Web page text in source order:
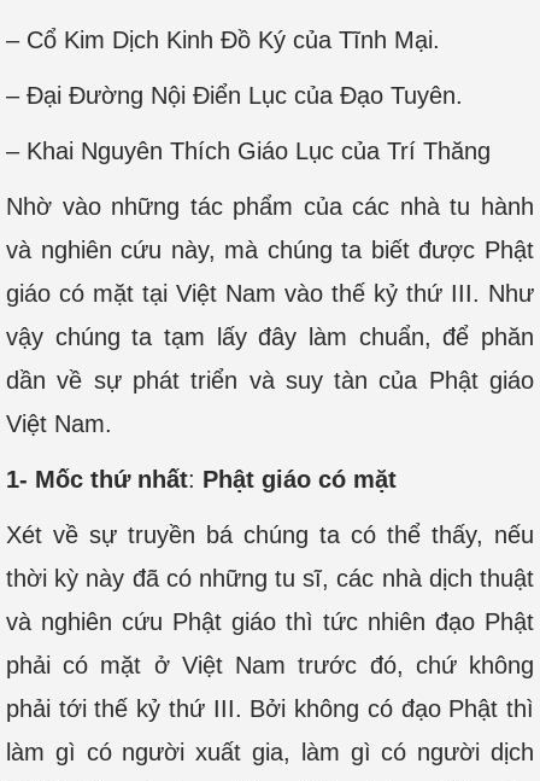
– Cổ Kim Dịch Kinh Đồ Ký của Tĩnh Mại.
– Đại Đường Nội Điển Lục của Đạo Tuyên.
– Khai Nguyên Thích Giáo Lục của Trí Thăng
Nhờ vào những tác phẩm của các nhà tu hành
và nghiên cứu này, mà chúng ta biết được Phật
giáo có mặt tại Việt Nam vào thế kỷ thứ III. Như
vậy chúng ta tạm lấy đây làm chuẩn, để phăn
dần về sự phát triển và suy tàn của Phật giáo
Việt Nam.
1- Mốc thứ nhất: Phật giáo có mặt
Xét về sự truyền bá chúng ta có thể thấy, nếu
thời kỳ này đã có những tu sĩ, các nhà dịch thuật
và nghiên cứu Phật giáo thì tức nhiên đạo Phật
phải có mặt ở Việt Nam trước đó, chứ không
phải tới thế kỷ thứ III. Bởi không có đạo Phật thì
làm gì có người xuất gia, làm gì có người dịch